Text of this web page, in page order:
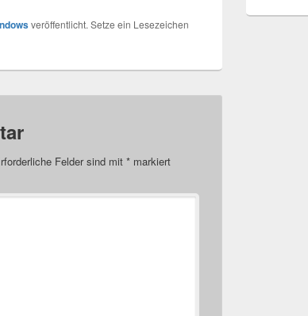
veröffentlicht. Setze ein Lesezeichen
Felder sind mit * markiert